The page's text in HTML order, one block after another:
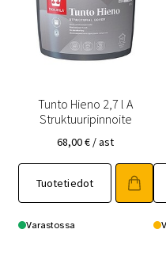
Tunto Hieno 2,7 l A
Struktuuripinnoite
68,00€ / ast
Tuotetiedot
Varastossa